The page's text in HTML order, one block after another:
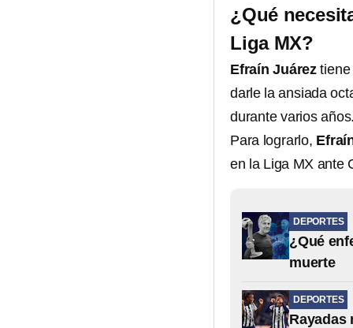
¿Qué
Liga MX?
Efraín Juárez tiene
darle la ansiada
durante varios
Para lograrlo,
en la Liga MX ante
DEPORTES
¿Qué
muerte
DEPORTES
Rayadas